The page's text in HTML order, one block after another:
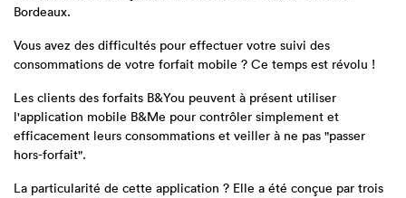
Bordeaux.
Vous avez des difficultés pour effectuer votre suivi des
consommations de votre forfait mobile ? Ce temps est révolu !
Les clients des forfaits B&You peuvent à présent utiliser
l'application mobile B&Me pour contrôler simplement et
efficacement leurs consommations et veiller à ne pas "passer
hors-forfait".
La particularité de cette application ? Elle a été conçue par trois